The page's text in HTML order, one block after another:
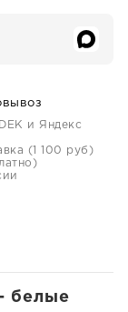
и Яндекс
(1 100 руб)
белые